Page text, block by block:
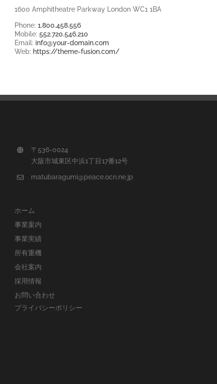
1600 Amphitheatre Parkway London WC1 1BA
Phone: 1.800.458.556
Mobile: 552.720.546.210
Email: info@your-domain.com
Web: https://theme-fusion.com/
〒536-0024
大阪市城東区中浜1丁目17番12号
matubaragumi@peace.ocn.ne.jp
ホーム
事業案内
事業実績
所有重機
会社案内
採用情報
お問い合わせ
プライバシーポリシー